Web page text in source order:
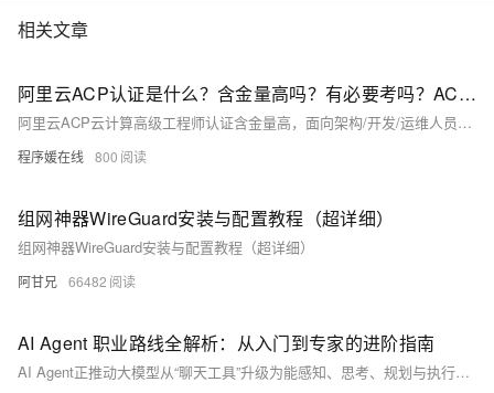
相关文章
阿里云ACP认证是什么？含金量高吗？有必要考吗？ACP高级工程师认证费用、题库及问题解答FAQ
阿里云ACP云计算高级工程师认证含金量高，面向架构/开发/运维人员，线下考试（120分钟，100分制，80分及格），官方费用1200元（活动价840元）。涵盖云架构、网络、高可用、安全等核心能力，助力职业发展与企业提效。阿里云认证官网链接：https://t.aliyun.com/U/cLcbll
程序媛在线 800
组网神器WireGuard安装与配置教程（超详细）
组网神器WireGuard安装与配置教程（超详细）
阿甘兄 66482
AI Agent 职业路线全解析：从入门到专家的进阶指南
AI Agent正推动大模型从“聊天工具”升级为能感知、思考、规划与执行的智能系统。本文详解其与传统AI工程师的本质区别，梳理三大核心技能（思维设计、记忆构建、外部行动）及入门→架构师→领域专家的进阶路径，揭示其作为下一代人机交互与认知自动化核心的职业价值。（239字）